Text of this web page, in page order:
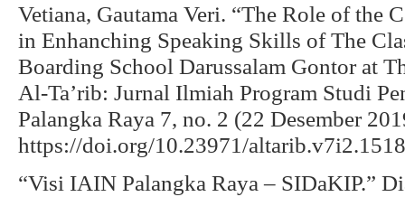
Vetiana, Gautama Veri. “The Role of the
in Enhanching Speaking Skills of The
Boarding School Darussalam Gontor at
Al-Ta’rib: Jurnal Ilmiah Program Studi
Palangka Raya 7, no. 2 (22 Desember
https://doi.org/10.23971/
“Visi IAIN Palangka Raya – SIDaKIP.”